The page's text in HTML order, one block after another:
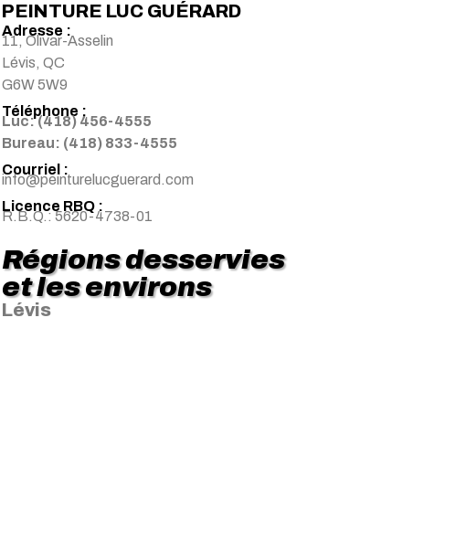
PEINTURE LUC GUÉRARD
Adresse :
11, Olivar-Asselin
Lévis, QC
G6W 5W9
Téléphone :
Luc: (418) 456-4555
Bureau: (418) 833-4555
Courriel :
info@peinturelucguerard.com
Licence RBQ :
R.B.Q.: 5620-4738-01
Régions desservies
et les environs
Lévis